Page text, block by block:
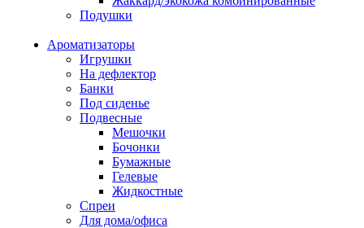
Подушки
Ароматизаторы
Игрушки
На дефлектор
Банки
Под сиденье
Подвесные
Мешочки
Бочонки
Бумажные
Гелевые
Жидкостные
Спреи
Для дома/офиса